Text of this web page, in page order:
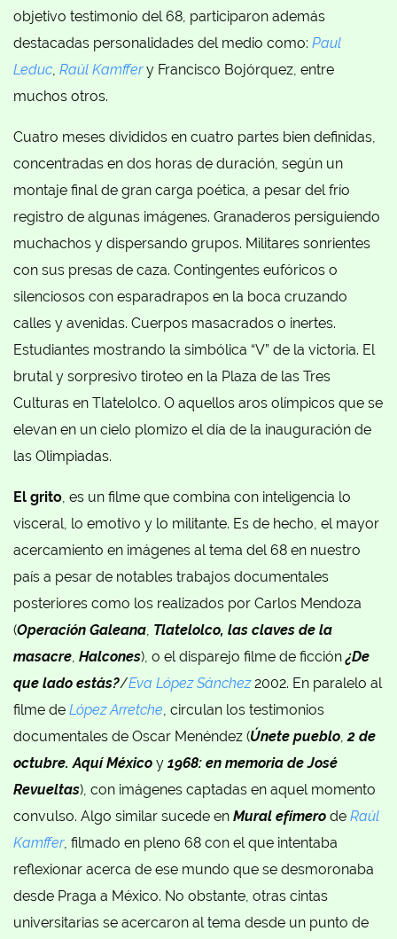
objetivo testimonio del 68, participaron además
destacadas personalidades del medio como: Paul
Leduc, Raúl Kamffery Francisco Bojórquez, entre
muchos otros.
Cuatro meses divididos en cuatro partes bien definidas,
concentradas en dos horas de duración, según un
montaje final de gran carga poética, a pesar del frío
registro de algunas imágenes. Granaderos persiguiendo
muchachos y dispersando grupos. Militares sonrientes
con sus presas de caza. Contingentes eufóricos o
silenciosos con esparadrapos en la boca cruzando
calles y avenidas. Cuerpos masacrados o inertes.
Estudiantes mostrando la simbólica “V” de la victoria. El
brutal y sorpresivo tiroteo en la Plaza de las Tres
Culturas en Tlatelolco. O aquellos aros olímpicos que se
elevan en un cielo plomizo el día de la inauguración de
las Olimpiadas.
El grito, es un filme que combina con inteligencia lo
visceral, lo emotivo y lo militante. Es de hecho, el mayor
acercamiento en imágenes al tema del 68 en nuestro
país a pesar de notables trabajos documentales
posteriores como los realizados por Carlos Mendoza
(Operación Galeana, Tlatelolco, las claves de la
masacre, Halcones), o el disparejo filme de ficción¿De
que lado estás?/Eva López Sánchez2002. En paralelo al
filme de López Arretche, circulan los testimonios
documentales de Oscar Menéndez (Únete pueblo,2 de
octubre. Aquí México y 1968: en memoria de José
Revueltas), con imágenes captadas en aquel momento
convulso. Algo similar sucede en Mural efímero de Raúl
Kamffer, filmado en pleno 68 con el que intentaba
reflexionar acerca de ese mundo que se desmoronaba
desde Praga a México. No obstante, otras cintas
universitarias se acercaron al tema desde un punto de